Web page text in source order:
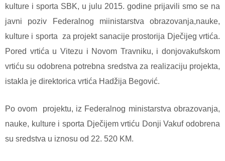
kulture i sporta SBK, u julu 2015. godine prijavili smo se na
javni poziv Federalnog miinistarstva obrazovanja,nauke,
kulture i sporta
za projekt sanacije prostorija Dječijeg vrtića.
Pored vrtića u Vitezu i Novom Travniku, i donjovakufskom
vrtiću su odobrena potrebna sredstva za realizaciju projekta,
istakla je direktorica vrtića Hadžija Begović.
Po ovom
projektu, iz Federalnog ministarstva obrazovanja,
nauke, kulture i sporta Dječijem vrtiću Donji Vakuf odobrena
su sredstva u iznosu od 22. 520 KM.